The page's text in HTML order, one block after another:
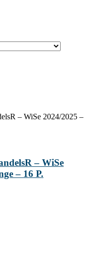
– WiSe 2024/2025 –
– WiSe
– 16 P.